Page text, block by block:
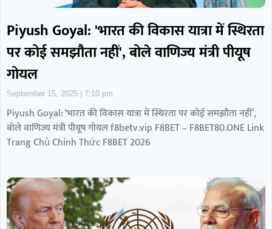
Piyush Goyal: 'भारत की विकास यात्रा में स्थिरता
पर कोई समझौता नहीं', बोले वाणिज्य मंत्री पीयूष
गोयल
September 15, 2025 7:10 pm
Piyush Goyal: ‘भारत की विकास यात्रा में स्थिरता पर कोई समझौता नहीं’,
बोले वाणिज्य मंत्री पीयूष गोयल f8betv.vip F8BET – F8BET80.ONE Link
Trang Chủ Chính Thức F8BET 2026